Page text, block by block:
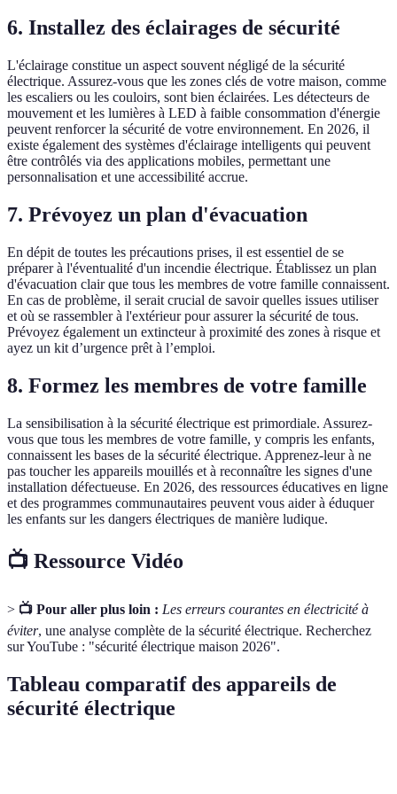
6. Installez des éclairages de sécurité
L'éclairage constitue un aspect souvent négligé de la sécurité
électrique. Assurez-vous que les zones clés de votre maison, comme
les escaliers ou les couloirs, sont bien éclairées. Les détecteurs de
mouvement et les lumières à LED à faible consommation d'énergie
peuvent renforcer la sécurité de votre environnement. En 2026, il
existe également des systèmes d'éclairage intelligents qui peuvent
être contrôlés via des applications mobiles, permettant une
personnalisation et une accessibilité accrue.
7. Prévoyez un plan d'évacuation
En dépit de toutes les précautions prises, il est essentiel de se
préparer à l'éventualité d'un incendie électrique. Établissez un plan
d'évacuation clair que tous les membres de votre famille connaissent.
En cas de problème, il serait crucial de savoir quelles issues utiliser
et où se rassembler à l'extérieur pour assurer la sécurité de tous.
Prévoyez également un extincteur à proximité des zones à risque et
ayez un kit d’urgence prêt à l’emploi.
8. Formez les membres de votre famille
La sensibilisation à la sécurité électrique est primordiale. Assurez-
vous que tous les membres de votre famille, y compris les enfants,
connaissent les bases de la sécurité électrique. Apprenez-leur à ne
pas toucher les appareils mouillés et à reconnaître les signes d'une
installation défectueuse. En 2026, des ressources éducatives en ligne
et des programmes communautaires peuvent vous aider à éduquer
les enfants sur les dangers électriques de manière ludique.
📺 Ressource Vidéo
> 📺 Pour aller plus loin : Les erreurs courantes en électricité à
éviter, une analyse complète de la sécurité électrique. Recherchez
sur YouTube : "sécurité électrique maison 2026".
Tableau comparatif des appareils de
sécurité électrique